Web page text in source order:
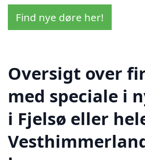
Find nye døre her!
Oversigt over
med speciale i
i Fjelsø eller